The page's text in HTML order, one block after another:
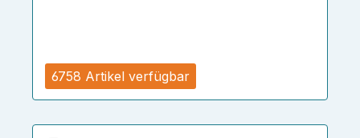
6758 Artikel verfügbar